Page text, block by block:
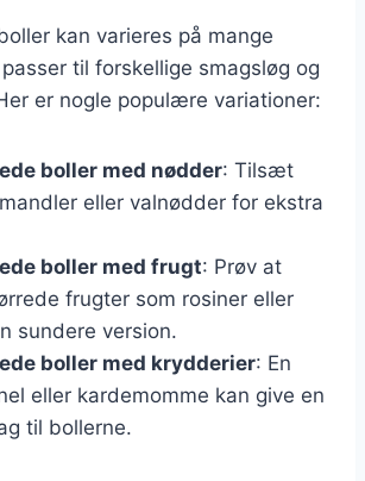
kan varieres på mange
til forskellige smagsløg og
er nogle populære variationer:
boller med nødder: Tilsæt
eller valnødder for ekstra
boller med frugt: Prøv at
frugter som rosiner eller
sundere version.
boller med krydderier: En
eller kardemomme kan give en
til bollerne.